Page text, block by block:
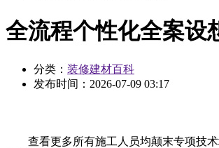
全流程个性化全案设
分类： 装修建材百科
发布时间： 2026-07-09 03:17
查看更多所有施工人员均颠末专项技术